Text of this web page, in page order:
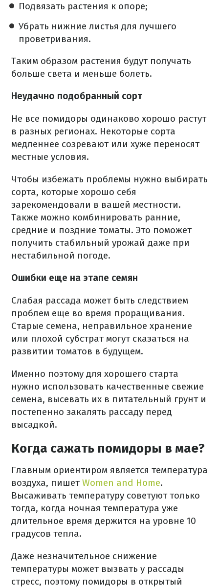
Подвязать растения к опоре;
Убрать нижние листья для лучшего
проветривания.
Таким образом растения будут получать
больше света и меньше болеть.
Неудачно подобранный сорт
Не все помидоры одинаково хорошо растут
в разных регионах. Некоторые сорта
медленнее созревают или хуже переносят
местные условия.
Чтобы избежать проблемы нужно выбирать
сорта, которые хорошо себя
зарекомендовали в вашей местности.
Также можно комбинировать ранние,
средние и поздние томаты. Это поможет
получить стабильный урожай даже при
нестабильной погоде.
Ошибки еще на этапе семян
Слабая рассада может быть следствием
проблем еще во время проращивания.
Старые семена, неправильное хранение
или плохой субстрат могут сказаться на
развитии томатов в будущем.
Именно поэтому для хорошего старта
нужно использовать качественные свежие
семена, высевать их в питательный грунт и
постепенно закалять рассаду перед
высадкой.
Когда сажать помидоры в мае?
Главным ориентиром является температура
воздуха, пишетWomen and Home.
Высаживать температуру советуют только
тогда, когда ночная температура уже
длительное время держится на уровне 10
градусов тепла.
Даже незначительное снижение
температуры может вызвать у рассады
стресс, поэтому помидоры в открытый